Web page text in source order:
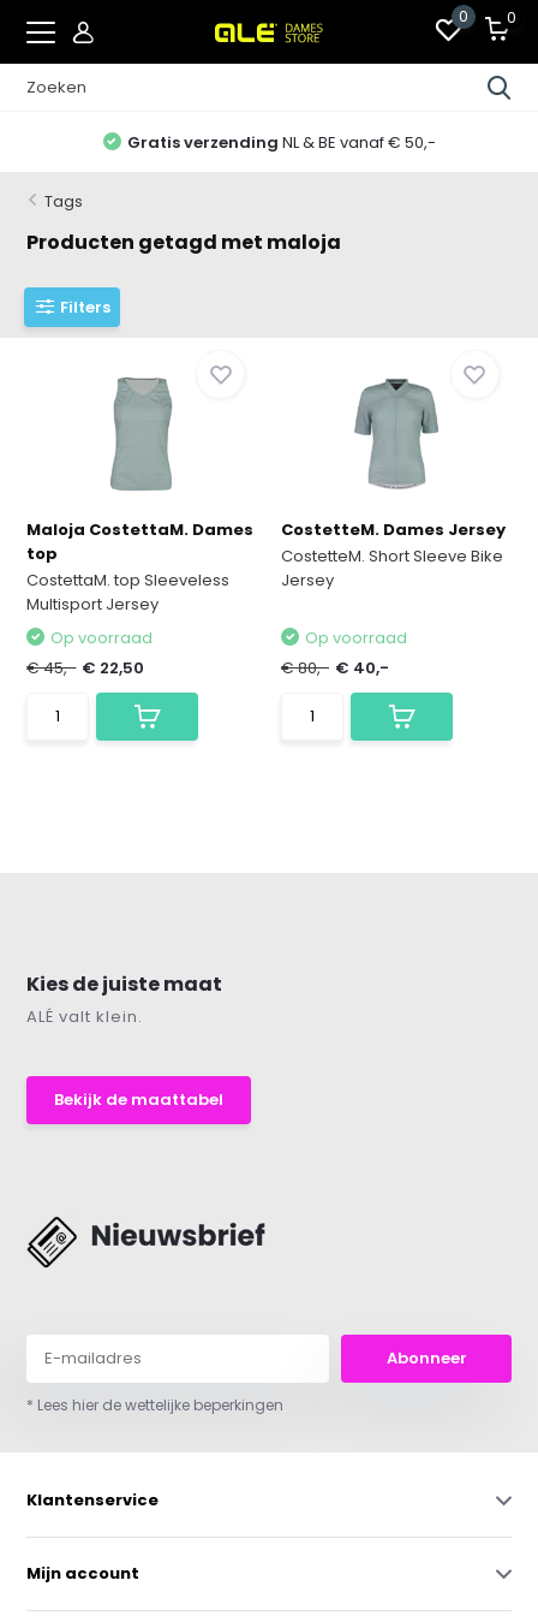
0 0
Gratis verzending NL & BE vanaf € 50,-
Tags
Producten getagd met maloja
Filters
Maloja CostettaM. Dames
top
CostettaM. top Sleeveless
Multisport Jersey
Op voorraad
€ 45,- € 22,50
CostetteM. Dames Jersey
CostetteM. Short Sleeve Bike
Jersey
Op voorraad
€ 80,- € 40,-
Kies de juiste maat
ALÉ valt klein.
Bekijk de maattabel
Abonneer
* Lees hier de wettelijke beperkingen
Klantenservice
Mijn account